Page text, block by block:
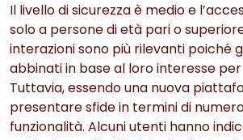
Il livello di sicurezza è medio e
solo a persone di età pari o superiore
interazioni sono più rilevanti poiché
abbinati in base al loro interesse
Tuttavia, essendo una nuova
presentare sfide in termini di
funzionalità. Alcuni utenti hanno